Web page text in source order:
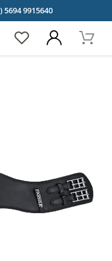
5694 9915640